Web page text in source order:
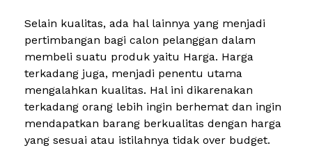
Selain kualitas, ada hal lainnya yang menjadi
pertimbangan bagi calon pelanggan dalam
membeli suatu produk yaitu Harga. Harga
terkadang juga, menjadi penentu utama
mengalahkan kualitas. Hal ini dikarenakan
terkadang orang lebih ingin berhemat dan ingin
mendapatkan barang berkualitas dengan harga
yang sesuai atau istilahnya tidak over budget.